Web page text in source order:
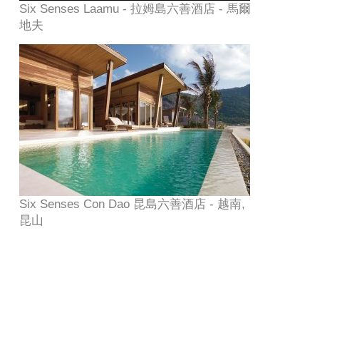
Six Senses Laamu - 拉姆島六善酒店 - 馬爾
地夫
Six Senses Con Dao 昆島六善酒店 - 越南,
昆山